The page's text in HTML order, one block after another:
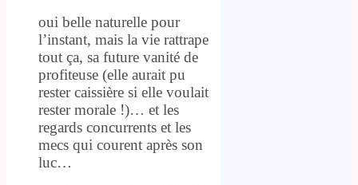
oui belle naturelle pour
l’instant, mais la vie rattrape
tout ça, sa future vanité de
profiteuse (elle aurait pu
rester caissière si elle voulait
rester morale !)… et les
regards concurrents et les
mecs qui courent après son
luc…